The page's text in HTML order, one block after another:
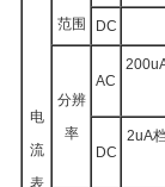
电
流
表
范围
DC
分辨
率
AC
DC
2uA